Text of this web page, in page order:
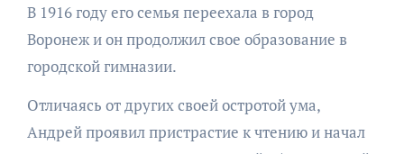
В 1916 году его семья переехала в город
Воронеж и он продолжил свое образование в
городской гимназии.
Отличаясь от других своей остротой ума,
Андрей проявил пристрастие к чтению и начал